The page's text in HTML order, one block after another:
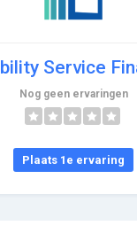
Service
Nog geen ervaringen
Plaats 1e ervaring